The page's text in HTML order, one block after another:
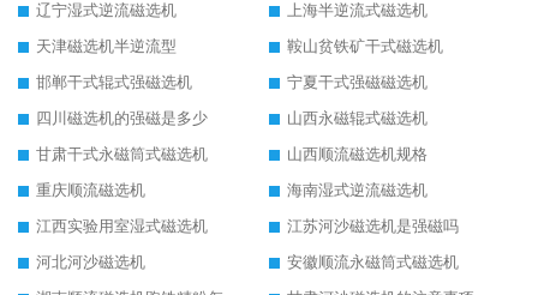
辽宁湿式逆流磁选机
上海半逆流式磁选机
天津磁选机半逆流型
鞍山贫铁矿干式磁选机
邯郸干式辊式强磁选机
宁夏干式强磁磁选机
四川磁选机的强磁是多少
山西永磁辊式磁选机
甘肃干式永磁筒式磁选机
山西顺流磁选机规格
重庆顺流磁选机
海南湿式逆流磁选机
江西实验用室湿式磁选机
江苏河沙磁选机是强磁吗
河北河沙磁选机
安徽顺流永磁筒式磁选机